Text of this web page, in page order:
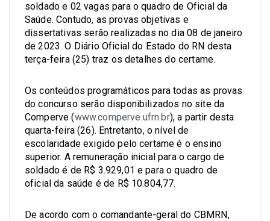
soldado e 02 vagas para o quadro de Oficial da
Saúde. Contudo, as provas objetivas e
dissertativas serão realizadas no dia 08 de janeiro
de 2023. O Diário Oficial do Estado do RN desta
terça-feira (25) traz os detalhes do certame.
Os conteúdos programáticos para todas as provas
do concurso serão disponibilizados no site da
Comperve (www.comperve.ufrn.br), a partir desta
quarta-feira (26). Entretanto, o nível de
escolaridade exigido pelo certame é o ensino
superior. A remuneração inicial para o cargo de
soldado é de R$ 3.929,01 e para o quadro de
oficial da saúde é de R$ 10.804,77.
De acordo com o comandante-geral do CBMRN,